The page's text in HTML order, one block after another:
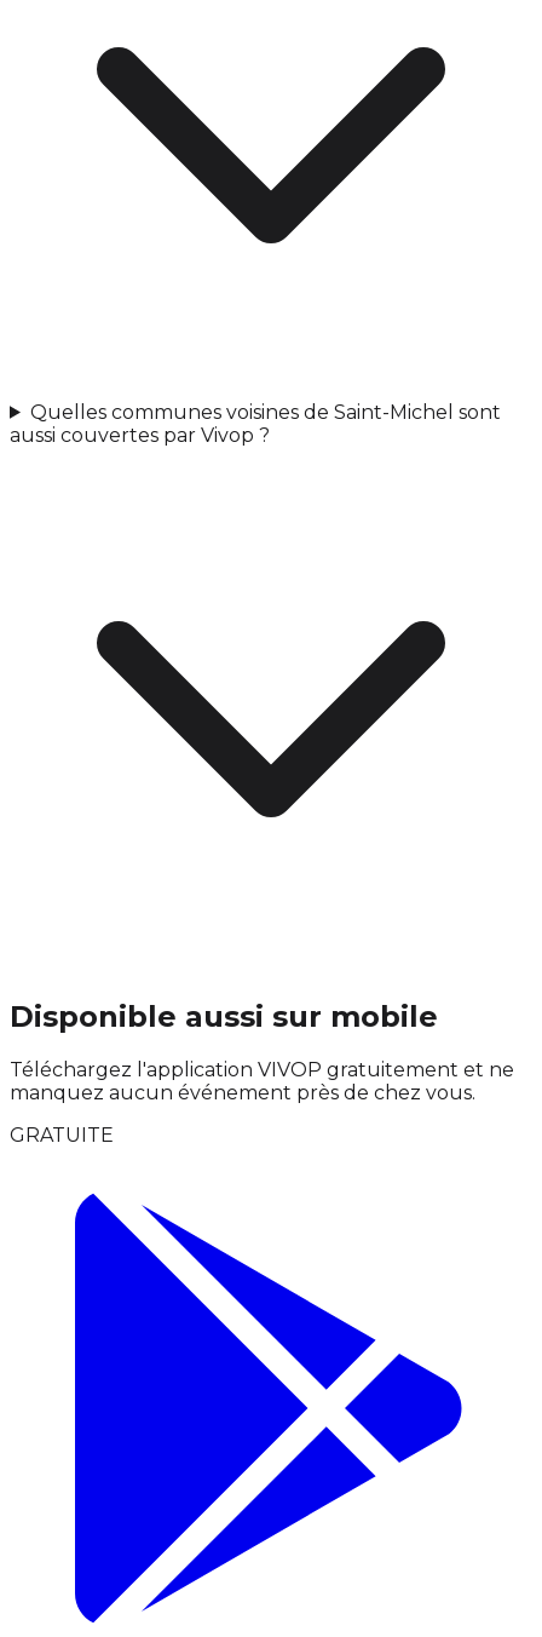
Quelles communes voisines de Saint-Michel sont
aussi couvertes par Vivop ?
Disponible aussi sur mobile
Téléchargez l'application VIVOP gratuitement et ne
manquez aucun événement près de chez vous.
GRATUITE